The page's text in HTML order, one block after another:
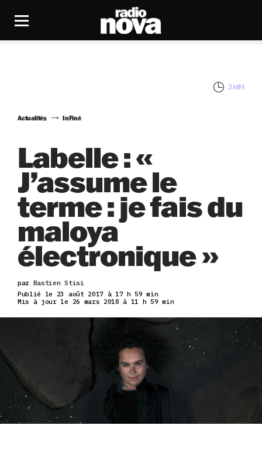
Actualités InFiné
3 MIN
Labelle : «
J’assume le
terme : je fais du
maloya
électronique »
par Bastien Stisi
Publié le 23 août 2017 à 17 h 59 min
Mis à jour le 26 mars 2018 à 11 h 59 min